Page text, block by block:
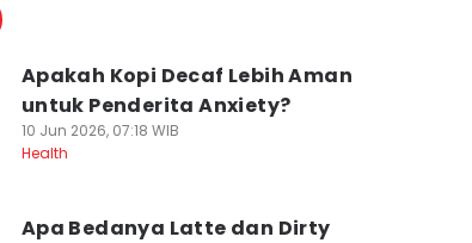
Apakah Kopi Decaf Lebih Aman
untuk Penderita Anxiety?
10 Jun 2026, 07:18 WIB
Health
Apa Bedanya Latte dan Dirty